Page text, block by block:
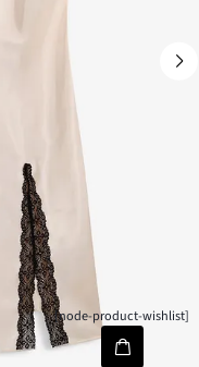
[node-product-wishlist]